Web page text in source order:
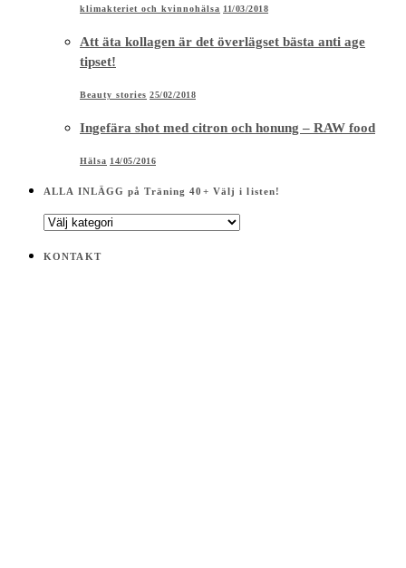
klimakteriet och kvinnohälsa 11/03/2018
Att äta kollagen är det överlägset bästa anti age
tipset!
Beauty stories 25/02/2018
Ingefära shot med citron och honung – RAW food
Hälsa 14/05/2016
ALLA INLÄGG på Träning 40+ Välj i listen!
ALLA
på
KONTAKT